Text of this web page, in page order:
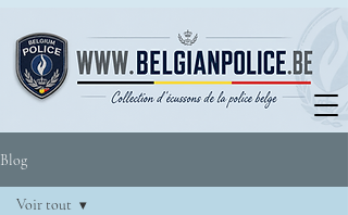
Blog
Voir tout